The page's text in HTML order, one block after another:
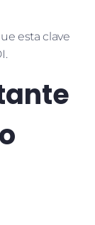
esta clave